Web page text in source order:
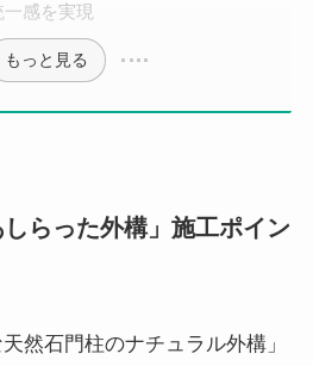
感を実現
もっと見る
しらった外構」施工ポイン
然石門柱のナチュラル外構」